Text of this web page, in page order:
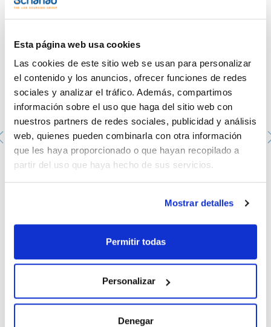
Esta página web usa cookies
Las cookies de este sitio web se usan para personalizar
el contenido y los anuncios, ofrecer funciones de redes
sociales y analizar el tráfico. Además, compartimos
información sobre el uso que haga del sitio web con
nuestros partners de redes sociales, publicidad y análisis
web, quienes pueden combinarla con otra información
que les haya proporcionado o que hayan recopilado a
partir del uso que haya hecho de sus servicios.
Mostrar detalles
Permitir todas
Personalizar
Denegar
Asa de siembra de 1µl fabricada en PS. SCHARLAU.
Estéril. Embolsada en peel-packs de 20 unidades con
número de lote y fecha de caducidad. Se entrega con
Disponibilidad
Comprar
Documentación técnica